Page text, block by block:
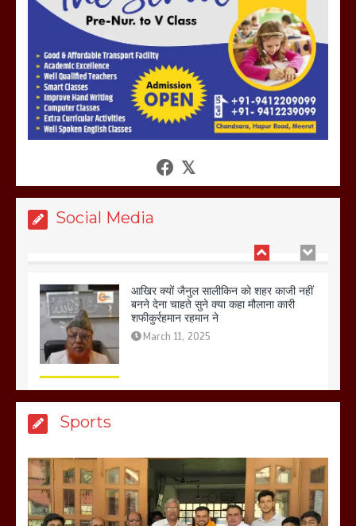
Social Media
उठाकर खाते कुत्ते का वीडियो इंटरनेट पर जमकर
हो रहा वायरल
March 6, 2025
होलिका रखने पर लात मार कर होलिका को किया
गलोच ,कहा अगर रखी गई होली तो होगा खून
बनने देना चाहते सुने क्या कहा मौलाना कारी
शफीकुर्रहमान रहमान ने
March 11, 2025
Sports